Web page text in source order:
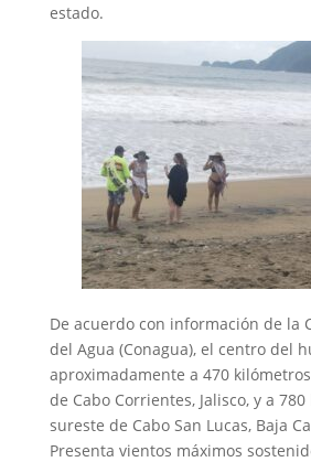
estado.
De acuerdo con información de la
del Agua (Conagua), el centro del
aproximadamente a 470
de Cabo Corrientes, Jalisco, y a
sureste de Cabo San Lucas, Baja
Presenta vientos máximos